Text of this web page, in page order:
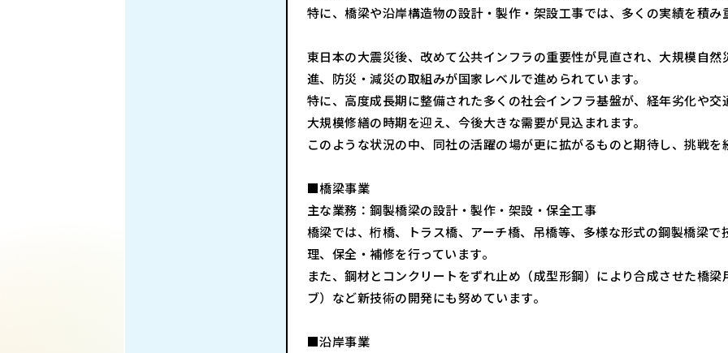
特に、橋梁や沿岸構造物の設計・製作・架設工事では、多くの実績を積み
東日本の大震災後、改めて公共インフラの重要性が見直され、大規模自
進、防災・減災の取組みが国家レベルで進められています。
特に、高度成長期に整備された多くの社会インフラ基盤が、経年劣化や
大規模修繕の時期を迎え、今後大きな需要が見込まれます。
このような状況の中、同社の活躍の場が更に拡がるものと期待し、挑戦を
■橋梁事業
主な業務：鋼製橋梁の設計・製作・架設・保全工事
橋梁では、桁橋、トラス橋、アーチ橋、吊橋等、多様な形式の鋼製橋梁
理、保全・補修を行っています。
また、鋼材とコンクリートをずれ止め（成型形鋼）により合成させた橋
ブ）など新技術の開発にも努めています。
■沿岸事業